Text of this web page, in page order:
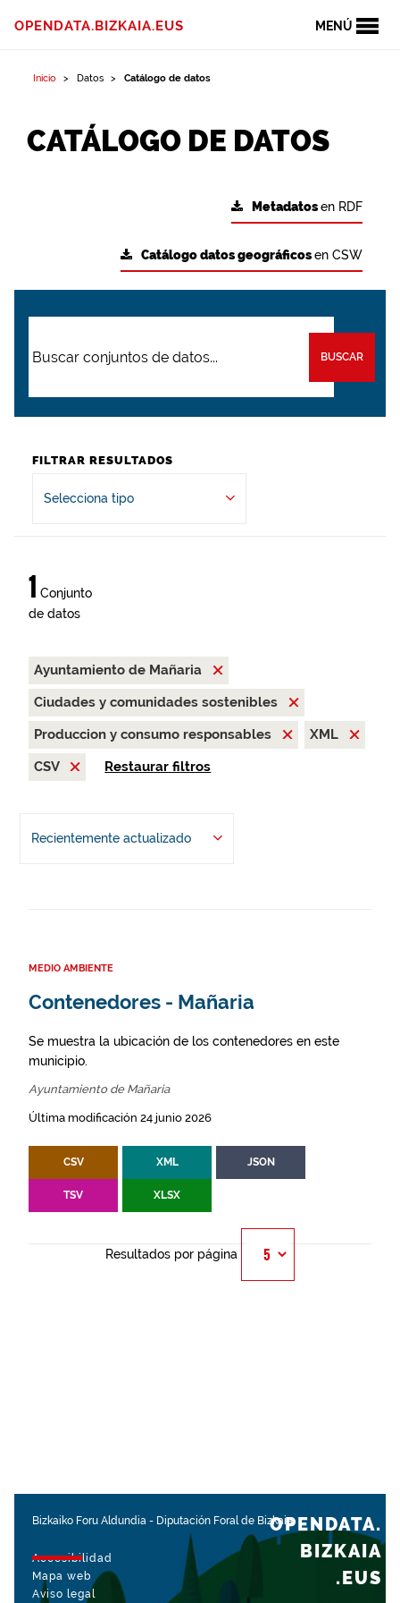
MENÚ
OPENDATA.BIZKAIA.EUS
Inicio Datos Catálogo de datos
CATÁLOGO DE DATOS
Metadatosen RDF
Catálogo datos geográficosen CSW
BUSCAR
FILTRAR RESULTADOS
Selecciona tipo
1 Conjunto
de datos
Ayuntamiento de Mañaria
Ciudades y comunidades sostenibles
Produccion y consumo responsables
XML
CSV
Restaurar filtros
Recientemente actualizado
MEDIO AMBIENTE
Contenedores - Mañaria
Se muestra la ubicación de los contenedores en este
municipio.
Ayuntamiento de Mañaria
Última modificación 24 junio 2026
CSV XML JSON
TSV XLSX
Resultados por página
Bizkaiko Foru Aldundia - Diputación Foral de Bizkaia
Accesibilidad
Mapa web
Aviso legal
OPENDATA.
BIZKAIA
.EUS